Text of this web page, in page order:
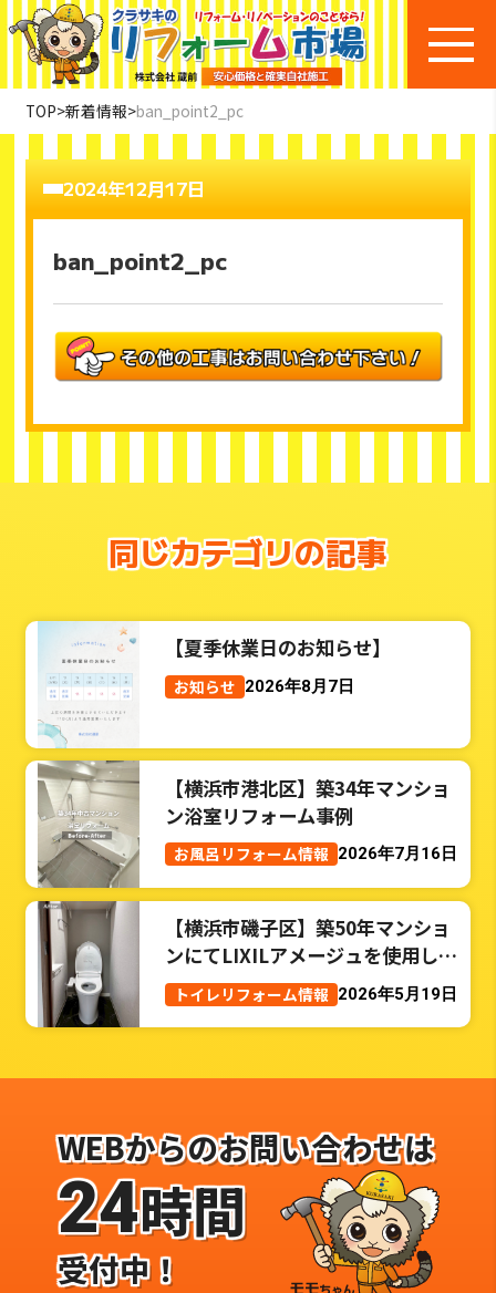
TOP>新着情報>ban_point2_pc
2024年12月17日
ban_point2_pc
同じカテゴリの記事
【夏季休業日のお知らせ】
お知らせ 2026年8月7日
【横浜市港北区】築34年マンショ
ン浴室リフォーム事例
お風呂リフォーム情報 2026年7月16日
【横浜市磯子区】築50年マンショ
ンにてLIXILアメージュを使用した
トイレリフォーム事例
トイレリフォーム情報 2026年5月19日
WEBからのお問い合わせは
24時間
受付中！